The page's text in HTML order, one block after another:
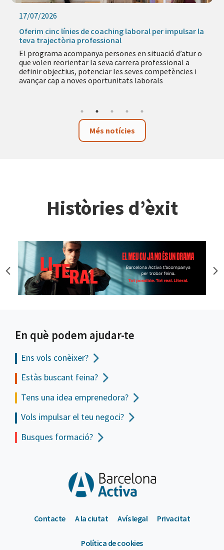
17/07/2026
Oferim cinc línies de coaching laboral per impulsar la
teva trajectòria professional
El programa acompanya persones en situació d’atur o
que volen reorientar la seva carrera professional a
definir objectius, potenciar les seves competències i
avançar cap a noves oportunitats laborals
Més notícies
Històries d’èxit
En què podem ajudar-te
Ens vols conèixer?
Estàs buscant feina?
Tens una idea emprenedora?
Vols impulsar el teu negoci?
Busques formació?
Contacte A la ciutat Avís legal Privacitat
Política de cookies